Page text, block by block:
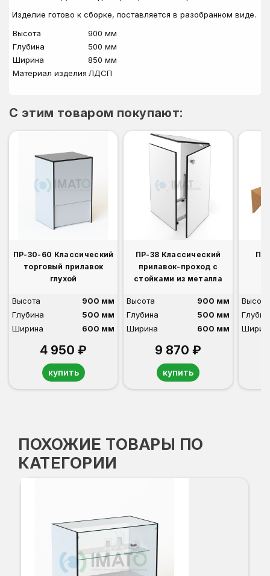
Изделие готово к сборке, поставляется в разобранном виде.
Высота
900 мм
Глубина
500 мм
Ширина
850 мм
Материал изделия ЛДСП
C этим товаром покупают:
ПР-30-60 Классический
торговый прилавок
глухой
Высота
900 мм
Глубина
500 мм
Ширина
600 мм
4 950 ₽
купить
ПР-38 Классический
прилавок-проход с
стойками из металла
Высота
900 мм
Глубина
500 мм
Ширина
600 мм
9 870 ₽
купить
Высота
ПОХОЖИЕ ТОВАРЫ ПО
КАТЕГОРИИ